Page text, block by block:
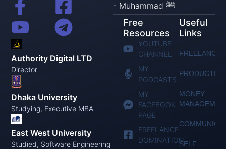
Authority Digital LTD
Director
Dhaka University
Studying, Executive MBA
East West University
Studied, Software Engineering
- Muhammad ﷺ
Free
Resources
YOUTUBE
CHANNEL
MY
PODCASTS
MY
FACEBOOK
PAGE
FREELANCE
DOMINATION
Useful
Links
MONEY
SELF